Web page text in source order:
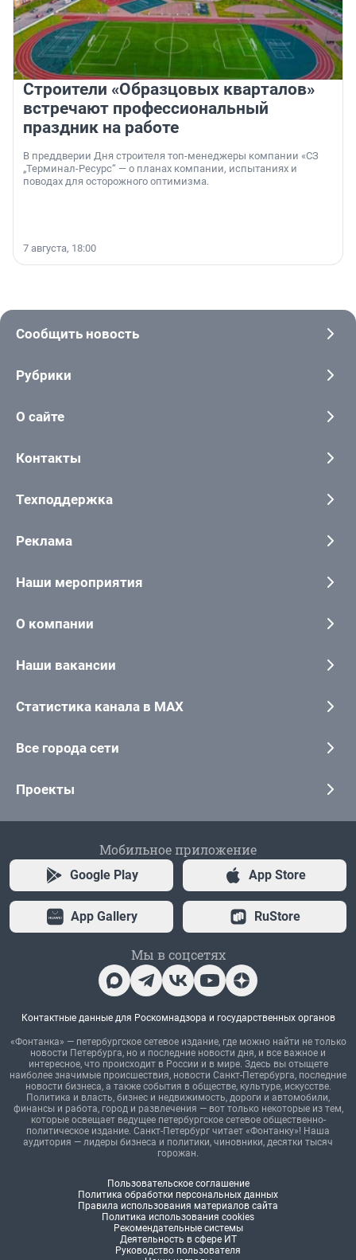
Строители «Образцовых кварталов»
встречают профессиональный
праздник на работе
В преддверии Дня строителя топ-менеджеры компании «СЗ
„Терминал-Ресурс“ — о планах компании, испытаниях и
поводах для осторожного оптимизма.
7 августа, 18:00
Сообщить новость
Рубрики
О сайте
Контакты
Техподдержка
Реклама
Наши мероприятия
О компании
Наши вакансии
Статистика канала в MAX
Все города сети
Проекты
Мобильное приложение
Google Play App Store
App Gallery RuStore
Мы в соцсетях
Контактные данные для Роскомнадзора и государственных органов
«Фонтанка» — петербургское сетевое издание, где можно найти не только
новости Петербурга, но и последние новости дня, и все важное и
интересное, что происходит в России и в мире. Здесь вы отыщете
наиболее значимые происшествия, новости Санкт-Петербурга, последние
новости бизнеса, а также события в обществе, культуре, искусстве.
Политика и власть, бизнес и недвижимость, дороги и автомобили,
финансы и работа, город и развлечения — вот только некоторые из тем,
которые освещает ведущее петербургское сетевое общественно-
политическое издание. Санкт-Петербург читает «Фонтанку»! Наша
аудитория — лидеры бизнеса и политики, чиновники, десятки тысяч
горожан.
Пользовательское соглашение
Политика обработки персональных данных
Правила использования материалов сайта
Политика использования cookies
Рекомендательные системы
Деятельность в сфере ИТ
Руководство пользователя